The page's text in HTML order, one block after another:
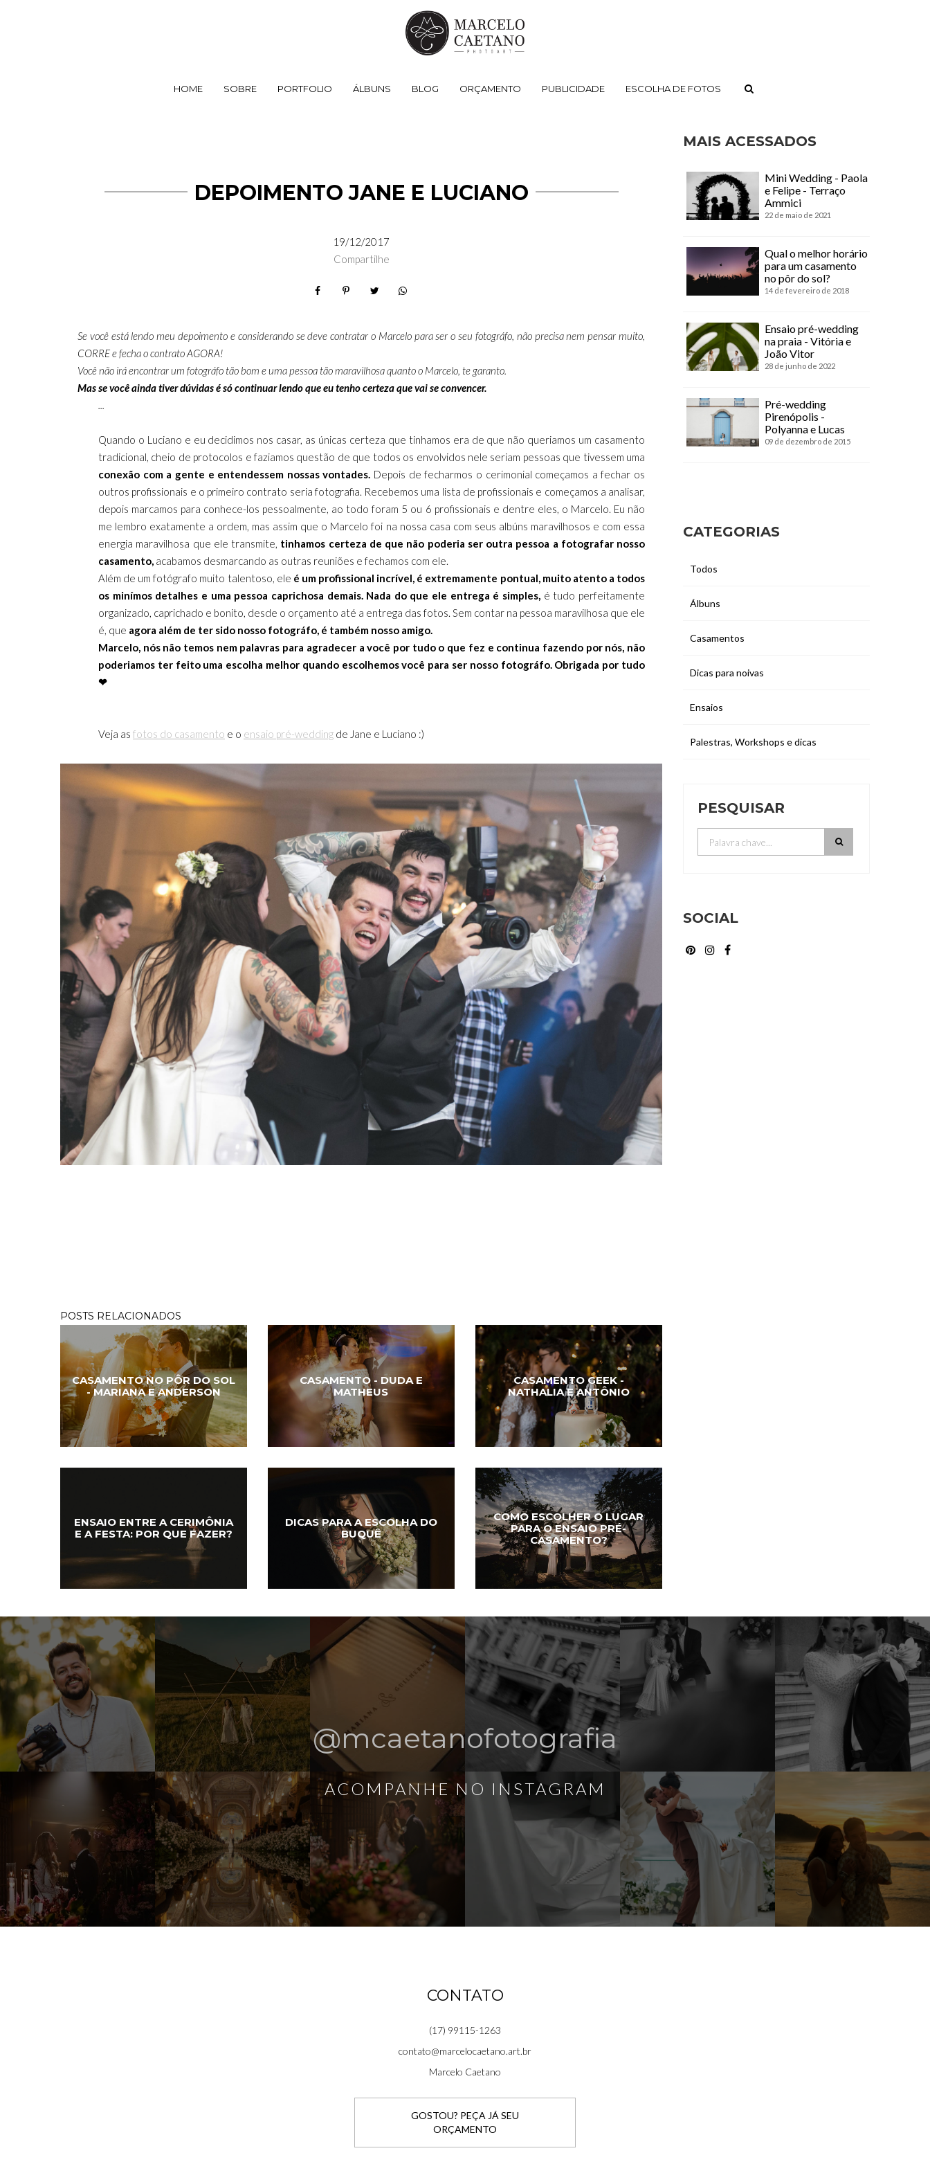
HOME SOBRE PORTFOLIO ÁLBUNS BLOG ORÇAMENTO PUBLICIDADE ESCOLHA DE FOTOS
DEPOIMENTO JANE E LUCIANO
19/12/2017
Compartilhe
Se você está lendo meu depoimento e considerando se deve contratar o Marcelo para ser o seu fotográfo, não precisa nem pensar muito,
CORRE e fecha o contrato AGORA!
Você não irá encontrar um fotográfo tão bom e uma pessoa tão maravilhosa quanto o Marcelo, te garanto.
Mas se você ainda tiver dúvidas é só continuar lendo que eu tenho certeza que vai se convencer.
...
Quando o Luciano e eu decidimos nos casar, as únicas certeza que tinhamos era de que não queriamos um casamento
tradicional, cheio de protocolos e faziamos questão de que todos os envolvidos nele seriam pessoas que tivessem uma
conexão com a gente e entendessem nossas vontades. Depois de fecharmos o cerimonial começamos a fechar os
outros profissionais e o primeiro contrato seria fotografia. Recebemos uma lista de profissionais e começamos a analisar,
depois marcamos para conhece-los pessoalmente, ao todo foram 5 ou 6 profissionais e dentre eles, o Marcelo. Eu não
me lembro exatamente a ordem, mas assim que o Marcelo foi na nossa casa com seus albúns maravilhosos e com essa
energia maravilhosa que ele transmite, tinhamos certeza de que não poderia ser outra pessoa a fotografar nosso
casamento, acabamos desmarcando as outras reuniões e fechamos com ele.
Além de um fotógrafo muito talentoso, ele é um profissional incrível, é extremamente pontual, muito atento a todos
os minímos detalhes e uma pessoa caprichosa demais. Nada do que ele entrega é simples, é tudo perfeitamente
organizado, caprichado e bonito, desde o orçamento até a entrega das fotos. Sem contar na pessoa maravilhosa que ele
é, que agora além de ter sido nosso fotográfo, é também nosso amigo.
Marcelo, nós não temos nem palavras para agradecer a você por tudo o que fez e continua fazendo por nós, não
poderiamos ter feito uma escolha melhor quando escolhemos você para ser nosso fotográfo. Obrigada por tudo
❤
Veja as fotos do casamento e o ensaio pré-wedding de Jane e Luciano :)
POSTS RELACIONADOS
CASAMENTO NO PÔR DO SOL
- MARIANA E ANDERSON
CASAMENTO - DUDA E
MATHEUS
CASAMENTO GEEK -
NATHALIA E ANTÔNIO
ENSAIO ENTRE A CERIMÔNIA
E A FESTA: POR QUE FAZER?
DICAS PARA A ESCOLHA DO
BUQUÊ
COMO ESCOLHER O LUGAR
PARA O ENSAIO PRÉ-
CASAMENTO?
MAIS ACESSADOS
Mini Wedding - Paola
e Felipe - Terraço
Ammici
22 de maio de 2021
Qual o melhor horário
para um casamento
no pôr do sol?
14 de fevereiro de 2018
Ensaio pré-wedding
na praia - Vitória e
João Vitor
28 de junho de 2022
Pré-wedding
Pirenópolis -
Polyanna e Lucas
09 de dezembro de 2015
CATEGORIAS
Todos
Álbuns
Casamentos
Dicas para noivas
Ensaios
Palestras, Workshops e dicas
PESQUISAR
SOCIAL
@mcaetanofotografia
ACOMPANHE NO INSTAGRAM
CONTATO
(17) 99115-1263
contato@marcelocaetano.art.br
Marcelo Caetano
GOSTOU? PEÇA JÁ SEU
ORÇAMENTO